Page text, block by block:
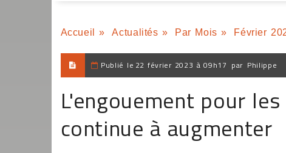
Accueil » Actualités » Par Mois » Février
Publié le 22 février 2023 à 09h17 par Philippe
L'engouement pour
continue à augmenter